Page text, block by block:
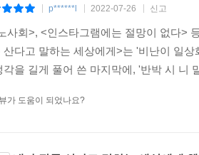
사로잡혀 있다. 어떤 일에 대한 편견, 선
면 어떻게든 하게 되는데 지나고 나면
소의 세상에, 특히 ‘청춘’의 좌절과
시인의 말을 혐오와 분열의 시대에 새로이
p******l 2022-07-26 신고
사회>, <인스타그램에는 절망이 없다>
산다고 말하는 세상에게>는 '비난이 일
각을 길게 풀어 쓴 마지막에, '반박 시 니
가 도움이 되었나요?